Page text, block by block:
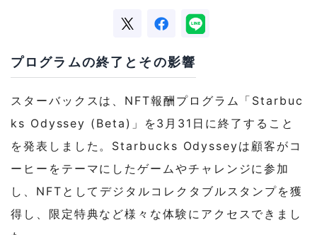
プログラムの終了とその影響
スターバックスは、NFT報酬プログラム「Starbuc
ks Odyssey (Beta)」を3月31日に終了すること
を発表しました。Starbucks Odysseyは顧客がコ
ーヒーをテーマにしたゲームやチャレンジに参加
し、NFTとしてデジタルコレクタブルスタンプを獲
得し、限定特典など様々な体験にアクセスできまし